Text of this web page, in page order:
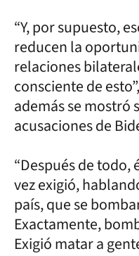
“Y, por supuesto,
reducen la
relaciones
consciente de
además se
acusaciones de
“Después de todo,
vez exigió,
país, que se
Exactamente,
Exigió matar a